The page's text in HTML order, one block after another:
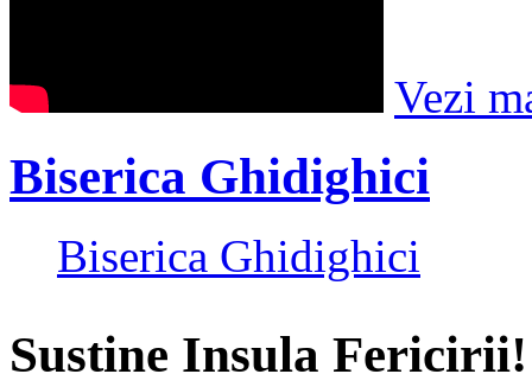
Vezi
Biserica Ghidighici
Biserica Ghidighici
Susține Insula Fericirii!